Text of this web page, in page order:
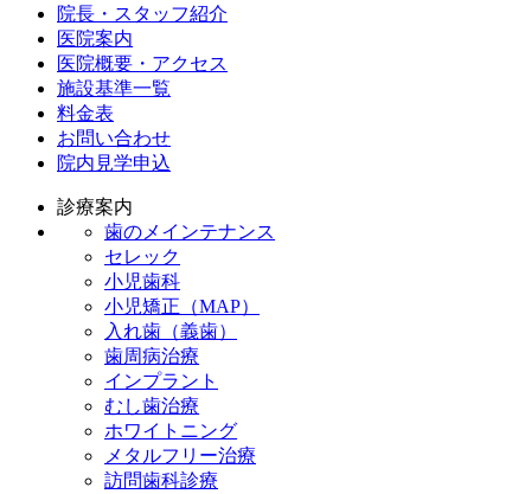
院長・スタッフ紹介
医院案内
医院概要・アクセス
施設基準一覧
料金表
お問い合わせ
院内見学申込
診療案内
歯のメインテナンス
セレック
小児歯科
小児矯正（MAP）
入れ歯（義歯）
歯周病治療
インプラント
むし歯治療
ホワイトニング
メタルフリー治療
訪問歯科診療